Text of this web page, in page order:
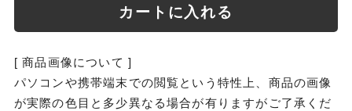
カートに入れる
[ 商品画像について ]
パソコンや携帯端末での閲覧という特性上、商品の画像
が実際の色目と多少異なる場合が有りますがご了承くだ